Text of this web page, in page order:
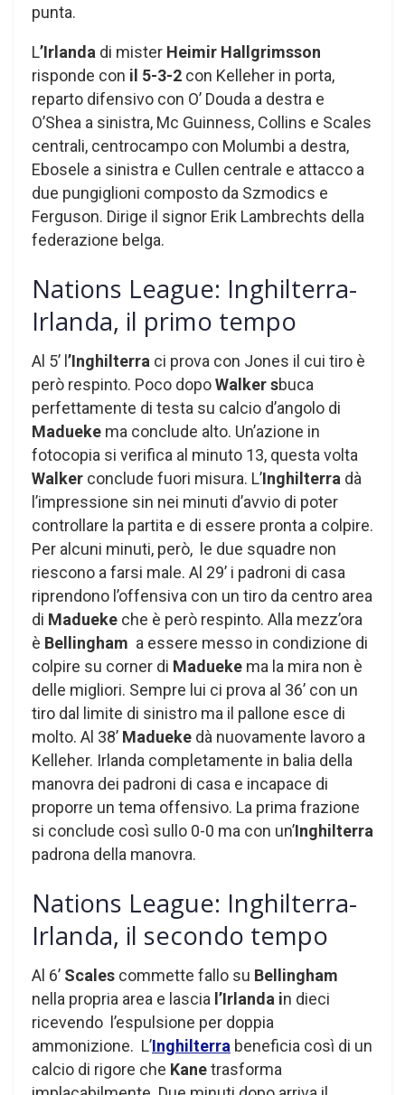
punta.
L’Irlanda di mister Heimir Hallgrimsson
risponde con il 5-3-2 con Kelleher in porta,
reparto difensivo con O’ Douda a destra e
O’Shea a sinistra, Mc Guinness, Collins e Scales
centrali, centrocampo con Molumbi a destra,
Ebosele a sinistra e Cullen centrale e attacco a
due pungiglioni composto da Szmodics e
Ferguson. Dirige il signor Erik Lambrechts della
federazione belga.
Nations League: Inghilterra-
Irlanda, il primo tempo
Al 5’ l ’Inghilterra ci prova con Jones il cui tiro è
però respinto. Poco dopoWalker sbuca
perfettamente di testa su calcio d’angolo di
Madueke ma conclude alto. Un’azione in
fotocopia si verifica al minuto 13, questa volta
Walker conclude fuori misura. L’Inghilterra dà
l’impressione sin nei minuti d’avvio di poter
controllare la partita e di essere pronta a colpire.
Per alcuni minuti, però, le due squadre non
riescono a farsi male. Al 29’ i padroni di casa
riprendono l’offensiva con un tiro da centro area
di Madueke che è però respinto. Alla mezz’ora
è Bellingham a essere messo in condizione di
colpire su corner di Madueke ma la mira non è
delle migliori. Sempre lui ci prova al 36’ con un
tiro dal limite di sinistro ma il pallone esce di
molto. Al 38’ Madueke dà nuovamente lavoro a
Kelleher. Irlanda completamente in balia della
manovra dei padroni di casa e incapace di
proporre un tema offensivo. La prima frazione
si conclude così sullo 0-0 ma con un’Inghilterra
padrona della manovra.
Nations League: Inghilterra-
Irlanda, il secondo tempo
Al 6’ Scales commette fallo su Bellingham
nella propria area e lascia l’Irlanda in dieci
ricevendo l’espulsione per doppia
ammonizione. L’Inghilterra beneficia così di un
calcio di rigore che Kanetrasforma